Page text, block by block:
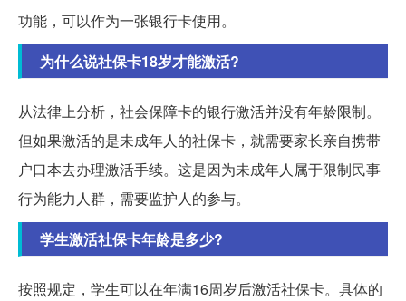
功能，可以作为一张银行卡使用。
为什么说社保卡18岁才能激活?
从法律上分析，社会保障卡的银行激活并没有年龄限制。
但如果激活的是未成年人的社保卡，就需要家长亲自携带
户口本去办理激活手续。这是因为未成年人属于限制民事
行为能力人群，需要监护人的参与。
学生激活社保卡年龄是多少?
按照规定，学生可以在年满16周岁后激活社保卡。具体的